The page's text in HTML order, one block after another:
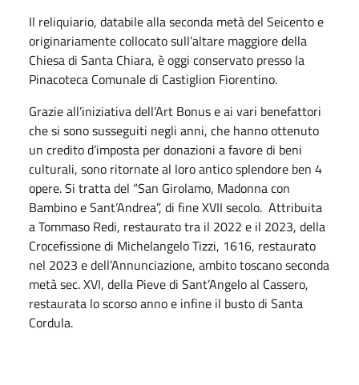
Il reliquiario, databile alla seconda metà del Seicento e
originariamente collocato sull’altare maggiore della
Chiesa di Santa Chiara, è oggi conservato presso la
Pinacoteca Comunale di Castiglion Fiorentino.
Grazie all’iniziativa dell’Art Bonus e ai vari benefattori
che si sono susseguiti negli anni, che hanno ottenuto
un credito d’imposta per donazioni a favore di beni
culturali, sono ritornate al loro antico splendore ben 4
opere. Si tratta del “San Girolamo, Madonna con
Bambino e Sant’Andrea”, di fine XVII secolo. Attribuita
a Tommaso Redi, restaurato tra il 2022 e il 2023, della
Crocefissione di Michelangelo Tizzi, 1616, restaurato
nel 2023 e dell’Annunciazione, ambito toscano seconda
metà sec. XVI, della Pieve di Sant’Angelo al Cassero,
restaurata lo scorso anno e infine il busto di Santa
Cordula.